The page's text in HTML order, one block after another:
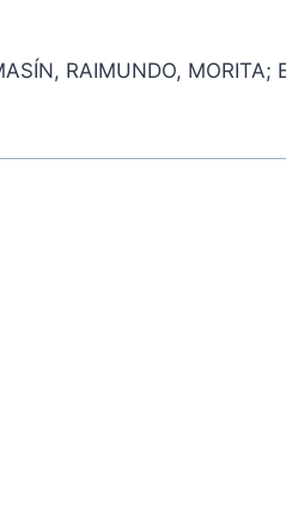
RAIMUNDO, MORITA;